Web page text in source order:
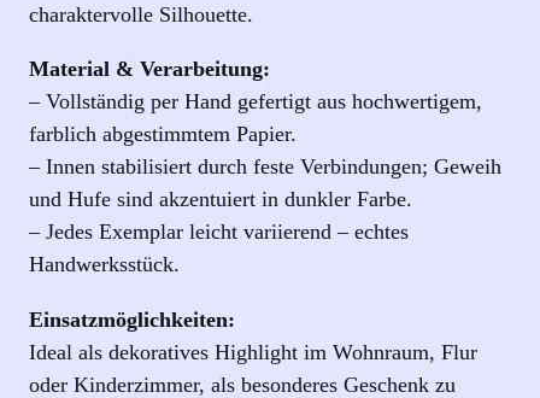
charaktervolle Silhouette.
Material & Verarbeitung:
– Vollständig per Hand gefertigt aus hochwertigem,
farblich abgestimmtem Papier.
– Innen stabilisiert durch feste Verbindungen; Geweih
und Hufe sind akzentuiert in dunkler Farbe.
– Jedes Exemplar leicht variierend – echtes
Handwerksstück.
Einsatzmöglichkeiten:
Ideal als dekoratives Highlight im Wohnraum, Flur
oder Kinderzimmer, als besonderes Geschenk zu